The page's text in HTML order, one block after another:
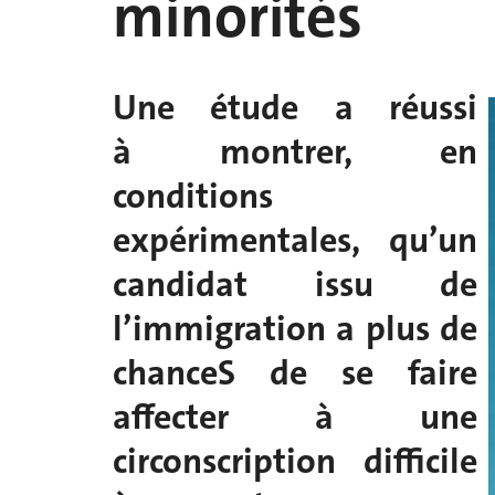
minorités
Une étude a réussi
à montrer, en
conditions
expérimentales, qu’un
candidat issu de
l’immigration a plus de
chanceS de se faire
affecter à une
circonscription difficile